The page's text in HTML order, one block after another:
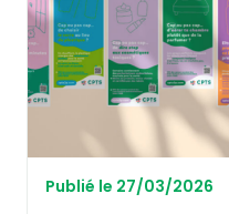
Publié le 27/03/2026